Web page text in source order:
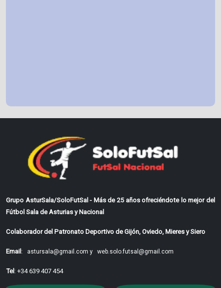
Grupo AsturSala/SoloFutSal - Más de 25 años ofreciéndote lo mejor del
Fútbol Sala de Asturias y Nacional
Colaborador del Patronato Deportivo de Gijón, Oviedo, Mieres y Siero
Email : astursala@gmail.com y web.solo.futsal@gmail.com
Tel : +34 639 407 454